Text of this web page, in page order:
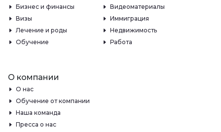
Бизнес и финансы
Видеоматериалы
Визы
Иммиграция
Лечение и роды
Недвижимость
Обучение
Работа
О компании
О нас
Обучение от компании
Наша команда
Пресса о нас